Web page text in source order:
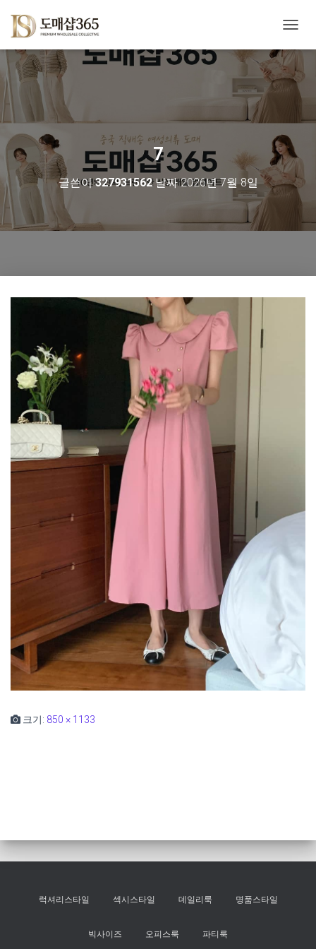
비
게
이
션
7
글쓴이327931562날짜2026년 7월 8일
크기: 850 × 1133
럭셔리스타일 섹시스타일 데일리룩 명품스타일
빅사이즈 오피스룩 파티룩